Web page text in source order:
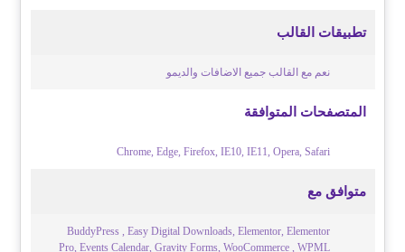
تطبيقات القالب
نعم مع القالب جميع الاضافات والديمو
المتصفحات المتوافقة
Chrome, Edge, Firefox, IE10, IE11, Opera, Safari
متوافق مع
BuddyPress , Easy Digital Downloads, Elementor, Elementor
Pro, Events Calendar, Gravity Forms, WooCommerce , WPML